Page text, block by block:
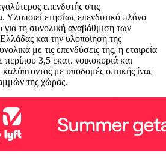
επενδυτής στις
Υλοποιεί ετησίως επενδυτικό πλάνο
τη συνολική αναβάθμιση των
και την υλοποίηση της
με τις επενδύσεις της, η εταιρεία
περίπου 3,5 εκατ. νοικοκυριά και
με υποδομές οπτικής ίνας
της χώρας.